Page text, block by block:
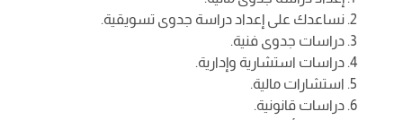
نساعدك على إعداد دراسة جدوى تسويقية.
دراسات جدوى فنية.
دراسات استشارية وإدارية.
استشارات مالية.
دراسات قانونية.